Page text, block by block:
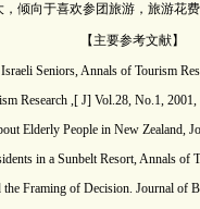
倾向于喜欢参团旅游，旅游花
【主要参考文献】
Seniors, Annals of Tourism
Research ,[ J] Vol.28, No.1,
Elderly People in New Zealand,
in a Sunbelt Resort, Annals
Framing of Decision. Journal of